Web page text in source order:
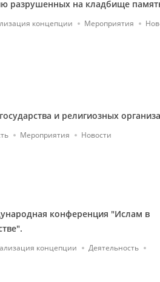
разрушенных на кладбище
концепции Мероприятия
и религиозных
Мероприятия
Новости
конференция "Ислам в
концепции
Деятельность